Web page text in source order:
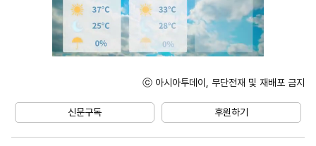
ⓒ 아시아투데이, 무단전재 및 재배포 금지
신문구독 후원하기